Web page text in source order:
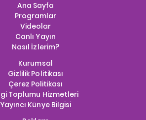
Ana Sayfa
Programlar
Videolar
Canlı Yayın
Nasıl İzlerim?
Kurumsal
Gizlilik Politikası
Çerez Politikası
Toplumu Hizmetleri
Yayıncı Künye Bilgisi